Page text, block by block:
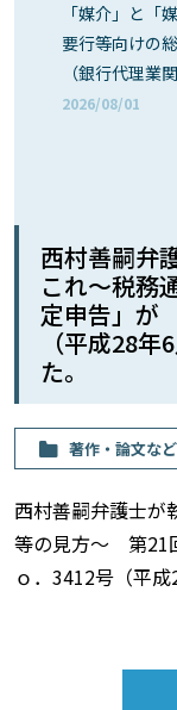
「媒介」と
要行等向けの
（銀行代理
2026/08/01
西村善嗣弁
これ〜税
定申告」が
（平成28
た。
著作・論⽂など
西村善嗣弁護士が
等の見方〜 第21
ｏ．3412号（平